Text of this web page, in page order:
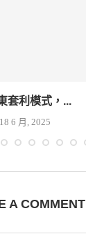
套利模式，...
18 6 月, 2025
A COMMENT